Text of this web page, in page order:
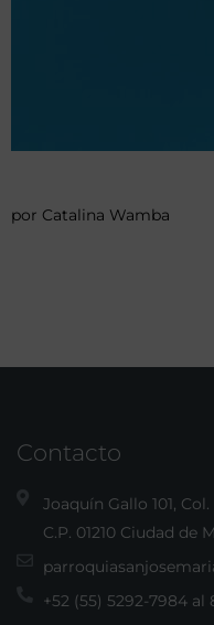
por Catalina Wamba
Contacto
Joaquín Gallo 101,
C.P. 01210 Ciudad de
+52 (55) 5292-7984 al